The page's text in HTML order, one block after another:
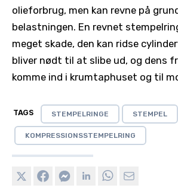
olieforbrug, men kan revne på
belastningen. En revnet
meget skade, den kan ridse
bliver nødt til at slibe ud, og dens
komme ind i krumtaphuset og til
TAGS STEMPELRINGE STEMPEL
KOMPRESSIONSSTEMPELRING